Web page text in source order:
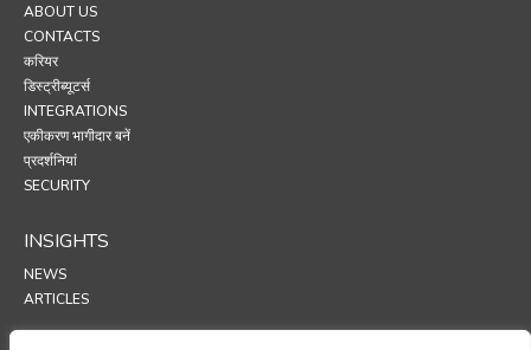
ABOUT US
CONTACTS
करियर
डिस्ट्रीब्यूटर्स
INTEGRATIONS
एकीकरण भागीदार बनें
प्रदर्शनियां
SECURITY
INSIGHTS
NEWS
ARTICLES